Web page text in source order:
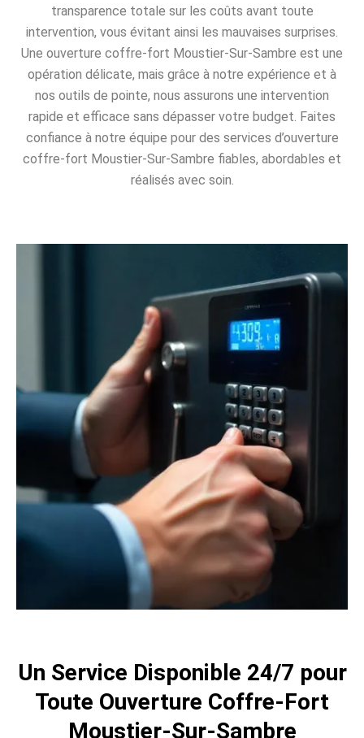
transparence totale sur les coûts avant toute
intervention, vous évitant ainsi les mauvaises surprises.
Une ouverture coffre-fort Moustier-Sur-Sambre est une
opération délicate, mais grâce à notre expérience et à
nos outils de pointe, nous assurons une intervention
rapide et efficace sans dépasser votre budget. Faites
confiance à notre équipe pour des services d’ouverture
coffre-fort Moustier-Sur-Sambre fiables, abordables et
réalisés avec soin.
Un Service Disponible 24/7 pour
Toute Ouverture Coffre-Fort
Moustier-Sur-Sambre